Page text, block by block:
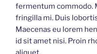
fermentum commodo.
fringilla mi. Duis
Maecenas eu lorem
id sit amet nisi. Proin